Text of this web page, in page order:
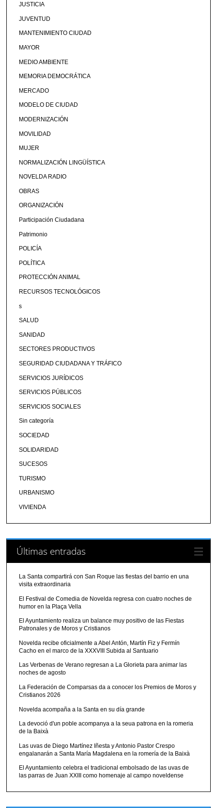
JUSTICIA
JUVENTUD
MANTENIMIENTO CIUDAD
MAYOR
MEDIO AMBIENTE
MEMORIA DEMOCRÁTICA
MERCADO
MODELO DE CIUDAD
MODERNIZACIÓN
MOVILIDAD
MUJER
NORMALIZACIÓN LINGÜÍSTICA
NOVELDA RADIO
OBRAS
ORGANIZACIÓN
Participación Ciudadana
Patrimonio
POLICÍA
POLÍTICA
PROTECCIÓN ANIMAL
RECURSOS TECNOLÓGICOS
s
SALUD
SANIDAD
SECTORES PRODUCTIVOS
SEGURIDAD CIUDADANA Y TRÁFICO
SERVICIOS JURÍDICOS
SERVICIOS PÚBLICOS
SERVICIOS SOCIALES
Sin categoría
SOCIEDAD
SOLIDARIDAD
SUCESOS
TURISMO
URBANISMO
VIVIENDA
Últimas entradas
La Santa compartirá con San Roque las fiestas del barrio en una
visita extraordinaria
El Festival de Comedia de Novelda regresa con cuatro noches de
humor en la Plaça Vella
El Ayuntamiento realiza un balance muy positivo de las Fiestas
Patronales y de Moros y Cristianos
Novelda recibe oficialmente a Abel Antón, Martín Fiz y Fermín
Cacho en el marco de la XXXVIII Subida al Santuario
Las Verbenas de Verano regresan a La Glorieta para animar las
noches de agosto
La Federación de Comparsas da a conocer los Premios de Moros y
Cristianos 2026
Novelda acompaña a la Santa en su día grande
La devoció d'un poble acompanya a la seua patrona en la romeria
de la Baixà
Las uvas de Diego Martínez Iñesta y Antonio Pastor Crespo
engalanarán a Santa María Magdalena en la romería de la Baixà
El Ayuntamiento celebra el tradicional embolsado de las uvas de
las parras de Juan XXIII como homenaje al campo noveldense